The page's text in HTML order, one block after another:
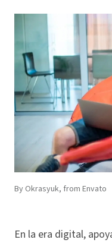
By Okrasyuk, from Envato
En la era digital,